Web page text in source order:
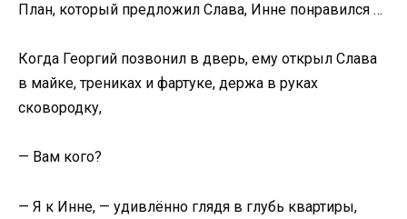
План, который предложил Слава, Инне понравился …
Когда Георгий позвонил в дверь, ему открыл Слава
в майке, трениках и фартуке, держа в руках
сковородку,
— Вам кого?
— Я к Инне, — удивлённо глядя в глубь квартиры,